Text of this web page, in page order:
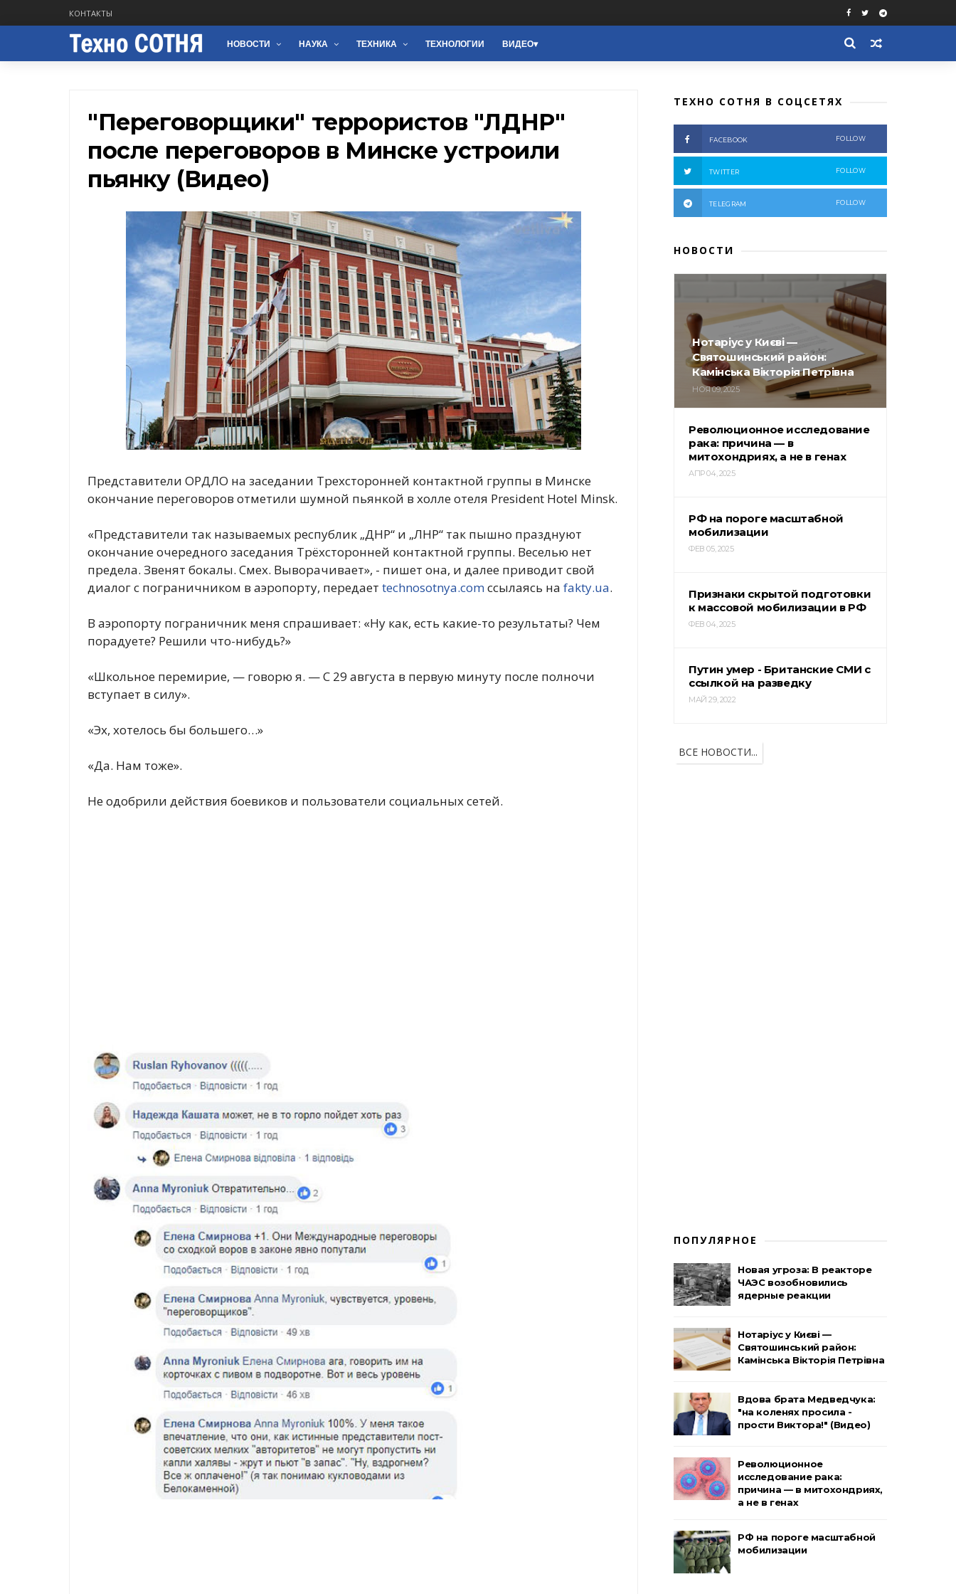
КОНТАКТЫ
НОВОСТИ НАУКА ТЕХНИКА ТЕХНОЛОГИИ ВИДЕО
"Переговорщики" террористов "ЛДНР"
после переговоров в Минске устроили
пьянку (Видео)
Представители ОРДЛО на заседании Трехсторонней контактной группы в Минске
окончание переговоров отметили шумной пьянкой в холле отеля President Hotel Minsk.
«Представители так называемых республик „ДНР“ и „ЛНР“ так пышно празднуют
окончание очередного заседания Трёхсторонней контактной группы. Веселью нет
предела. Звенят бокалы. Смех. Выворачивает», - пишет она, и далее приводит свой
диалог с пограничником в аэропорту, передает technosotnya.comссылаясь на fakty.ua.
В аэропорту пограничник меня спрашивает: «Ну как, есть какие-то результаты? Чем
порадуете? Решили что-нибудь?»
«Школьное перемирие, — говорю я. — С 29 августа в первую минуту после полночи
вступает в силу».
«Эх, хотелось бы большего…»
«Да. Нам тоже».
Не одобрили действия боевиков и пользователи социальных сетей.
ТЕХНО СОТНЯ В СОЦСЕТЯХ
FACEBOOK FOLLOW
TWITTER FOLLOW
TELEGRAM FOLLOW
НОВОСТИ
Нотаріус у Києві —
Святошинський район:
Камінська Вікторія Петрівна
НОЯ 09, 2025
Революционное исследование
рака: причина — в
митохондриях, а не в генах
АПР 04, 2025
РФ на пороге масштабной
мобилизации
ФЕВ 05, 2025
Признаки скрытой подготовки
к массовой мобилизации в РФ
ФЕВ 04, 2025
Путин умер - Британские СМИ с
ссылкой на разведку
МАЙ 29, 2022
ВСЕ НОВОСТИ...
ПОПУЛЯРНОЕ
Новая угроза: В реакторе
ЧАЭС возобновились
ядерные реакции
Нотаріус у Києві —
Святошинський район:
Камінська Вікторія Петрівна
Вдова брата Медведчука:
"на коленях просила -
прости Виктора!" (Видео)
Революционное
исследование рака:
причина — в митохондриях,
а не в генах
РФ на пороге масштабной
мобилизации